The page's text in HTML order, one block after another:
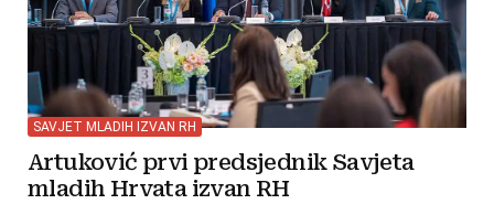
SAVJET MLADIH IZVAN RH
Artuković prvi predsjednik Savjeta
mladih Hrvata izvan RH